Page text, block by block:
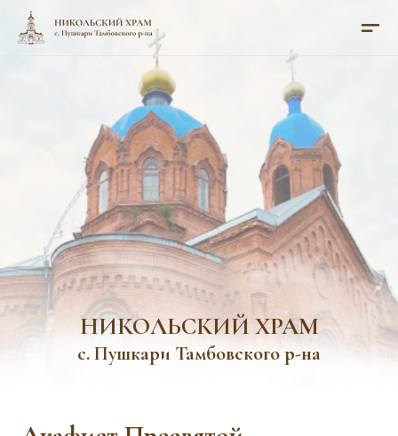
НИКОЛЬСКИЙ ХРАМ
с. Пушкари Тамбовского р-на